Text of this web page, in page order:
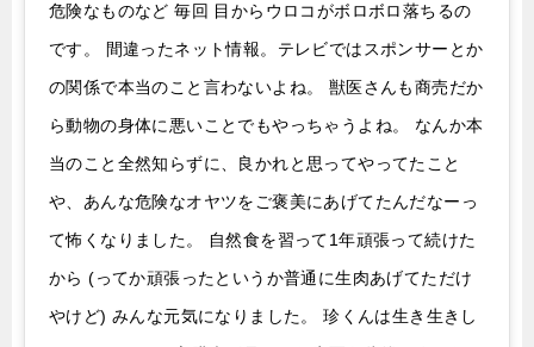
危険なものなど 毎回 目からウロコがボロボロ落ちるの
です。 間違ったネット情報。テレビではスポンサーとか
の関係で本当のこと言わないよね。 獣医さんも商売だか
ら動物の身体に悪いことでもやっちゃうよね。 なんか本
当のこと全然知らずに、良かれと思ってやってたこと
や、あんな危険なオヤツをご褒美にあげてたんだなーっ
て怖くなりました。 自然食を習って1年頑張って続けた
から (ってか頑張ったというか普通に生肉あげてただけ
やけど) みんな元気になりました。 珍くんは生き生きし